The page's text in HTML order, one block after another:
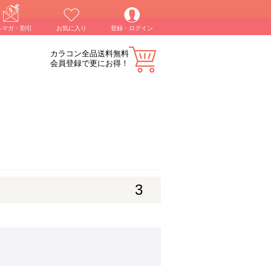
マガ・割引 お気に入り 登録・ログイン
カラコン全品送料無料
会員登録で更にお得！
3